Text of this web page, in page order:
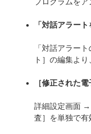
プログラムを
「対話アラー
「対話アラー
ト］の編集よ
［修正された
詳細設定画面
査］を単独で